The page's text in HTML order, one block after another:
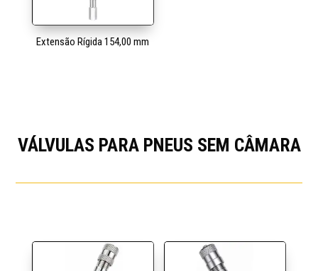
Extensão Rígida 154,00 mm
VÁLVULAS PARA PNEUS SEM CÂMARA